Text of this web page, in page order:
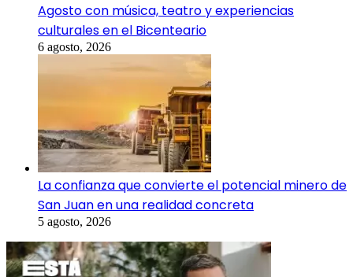
Agosto con música, teatro y experiencias
culturales en el Bicenteario
6 agosto, 2026
La confianza que convierte el potencial minero de
San Juan en una realidad concreta
5 agosto, 2026